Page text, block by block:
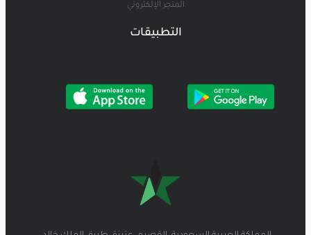
المتجر الإلكتروني
التطبيقات